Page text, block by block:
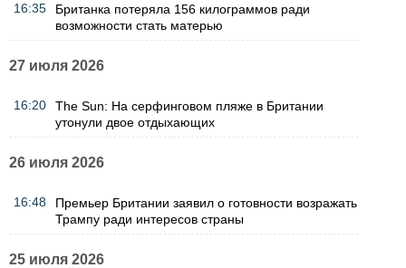
16:35
Британка потеряла 156 килограммов ради
возможности стать матерью
27 июля 2026
16:20
The Sun: На серфинговом пляже в Британии
утонули двое отдыхающих
26 июля 2026
16:48
Премьер Британии заявил о готовности возражать
Трампу ради интересов страны
25 июля 2026